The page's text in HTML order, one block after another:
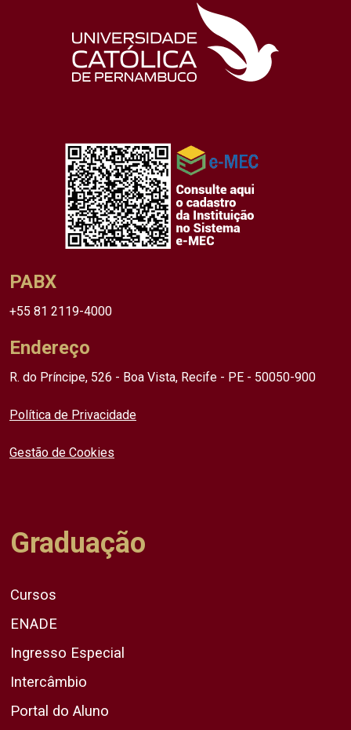
PABX
+55 81 2119-4000
Endereço
R. do Príncipe, 526 - Boa Vista, Recife - PE - 50050-900
Política de Privacidade
Gestão de Cookies
Graduação
Cursos
ENADE
Ingresso Especial
Intercâmbio
Portal do Aluno